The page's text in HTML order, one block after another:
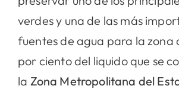
verdes y una de las más
fuentes de agua para la zona
por ciento del liquido que se
la Zona Metropolitana del